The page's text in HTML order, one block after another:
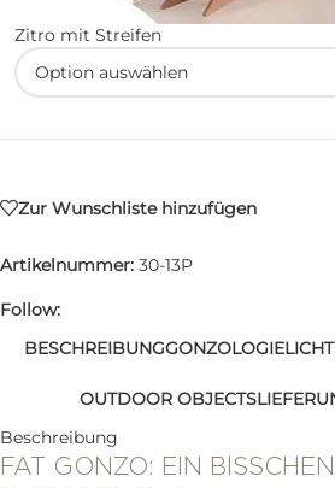
Zitro mit Streifen
Zur Wunschliste hinzufügen
Artikelnummer: 30-13P
Follow:
BESCHREIBUNGGONZOLOGIE
OUTDOOR OBJECTS
Beschreibung
FAT GONZO: EIN